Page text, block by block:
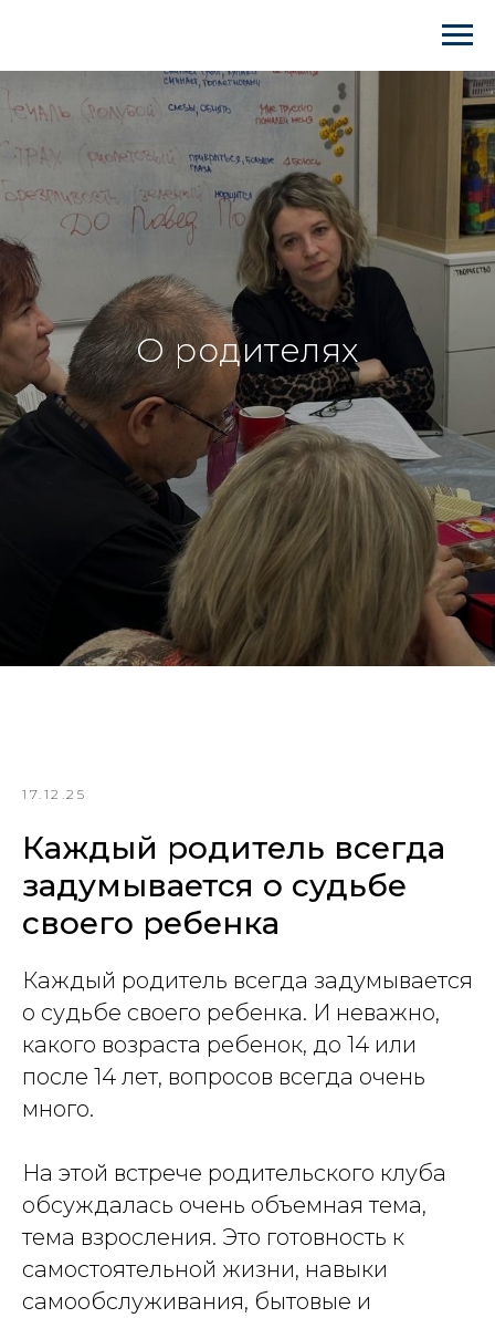
О родителях
17.12.25
Каждый родитель всегда
задумывается о судьбе
своего ребенка
Каждый родитель всегда задумывается
о судьбе своего ребенка. И неважно,
какого возраста ребенок, до 14 или
после 14 лет, вопросов всегда очень
много.
На этой встрече родительского клуба
обсуждалась очень объемная тема,
тема взросления. Это готовность к
самостоятельной жизни, навыки
самообслуживания, бытовые и